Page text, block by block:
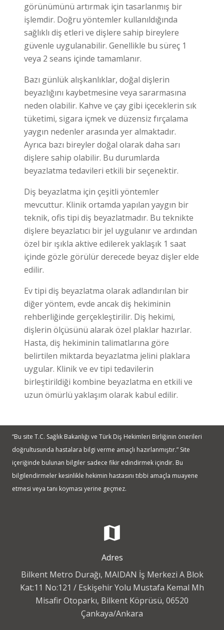
görünümünü artırmak için tasarlanmış bir
işlemdir. Doğru yöntemler kullanıldığında
sağlıklı diş etleri ve dişlere sahip bireylere
güvenle uygulanabilir. Genellikle bu süreç 1
veya 2 seans içinde tamamlanır.
Bazı günlük alışkanlıklar, doğal dişlerin
beyazlığını kaybetmesine veya sararmasına
neden olabilir. Kahve ve çay gibi içeceklerin sık
tüketimi, sigara içmek ve düzensiz fırçalama
yaygın nedenler arasında yer almaktadır.
Ayrıca bazı bireyler doğal olarak daha sarı
dişlere sahip olabilir. Bu durumlarda
beyazlatma tedavileri etkili bir seçenektir.
Diş beyazlatma için çeşitli yöntemler
mevcuttur. Klinik ortamda yapılan yaygın bir
teknik, ofis tipi diş beyazlatmadır. Bu teknikte
dişlere beyazlatıcı bir jel uygulanır ve ardından
özel bir ışıkla aktive edilerek yaklaşık 1 saat
içinde gözle görülür derecede beyaz dişler elde
edilir.
Ev tipi diş beyazlatma olarak adlandırılan bir
diğer yöntem, evde ancak diş hekiminin
rehberliğinde gerçekleştirilir. Diş hekimi,
dişlerin ölçüsünü alarak özel plaklar hazırlar.
Hasta, diş hekiminin talimatlarına göre
belirtilen miktarda beyazlatma jelini plaklara
uygular. Klinik ve ev tipi tedavilerin
birleştirildiği kombine beyazlatma en etkili ve
uzun ömürlü yaklaşım olarak kabul edilir.
“Bu site T.C. Sağlık Bakanlığı ve Türk Diş Hekimleri Birliğinin önerileri
doğrultusunda hastalara bilgi verme amaçlı hazırlanmıştır.” Site
içeriğinde bulunan bilgiler sadece fikir edindirmek içindir. Bu
bilgilendirmeler kesinlikle hekimin hastasını tıbbi amaçla muayene
etmesi veya tanı koyması yerine geçmez.
map
Adres
Bilkent Metro Durağı, MAIDAN İş Merkezi A Blok
Kat:11 No:121 / Eskişehir Yolu Mustafa Kemal Mh
Misafir Otoparkı, Bilkent Köprüsü, 06520
Çankaya/Ankara